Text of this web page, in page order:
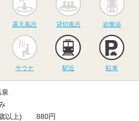
露天風呂 貸切風呂 岩盤浴
サウナ
サウナ 駅近 駐車
歳以上) 880円